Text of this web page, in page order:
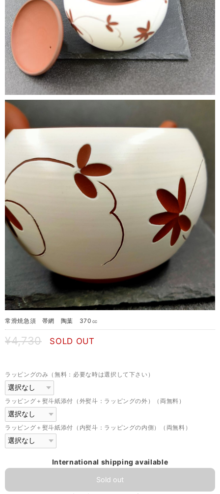
常滑焼急須 帯網 陶葉 370㏄
¥4,730 SOLD OUT
ラッピングのみ（無料：必要な時は選択して下さい）
ラッピング＋熨斗紙添付（外熨斗：ラッピングの外）（両無料）
ラッピング＋熨斗紙添付（内熨斗：ラッピングの内側）（両無料）
International shipping available
Sold out